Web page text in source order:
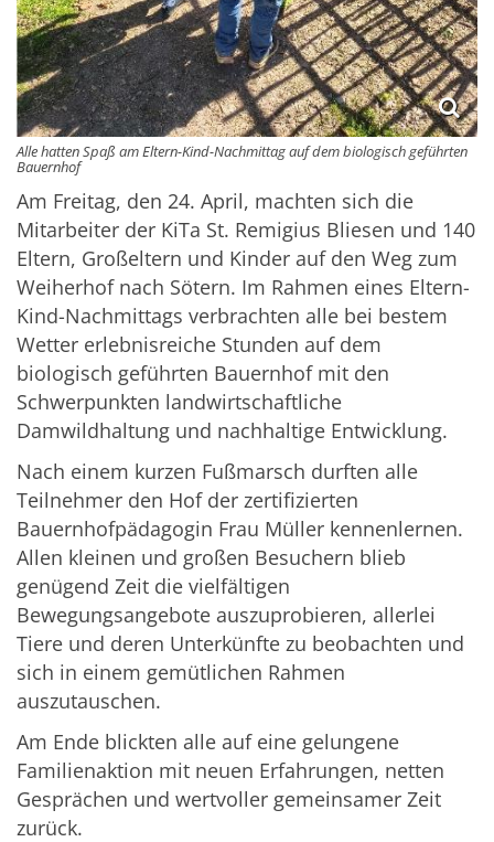
Alle hatten Spaß am Eltern-Kind-Nachmittag auf dem biologisch geführten
Bauernhof
Am Freitag, den 24. April, machten sich die
Mitarbeiter der KiTa St. Remigius Bliesen und 140
Eltern, Großeltern und Kinder auf den Weg zum
Weiherhof nach Sötern. Im Rahmen eines Eltern-
Kind-Nachmittags verbrachten alle bei bestem
Wetter erlebnisreiche Stunden auf dem
biologisch geführten Bauernhof mit den
Schwerpunkten landwirtschaftliche
Damwildhaltung und nachhaltige Entwicklung.
Nach einem kurzen Fußmarsch durften alle
Teilnehmer den Hof der zertifizierten
Bauernhofpädagogin Frau Müller kennenlernen.
Allen kleinen und großen Besuchern blieb
genügend Zeit die vielfältigen
Bewegungsangebote auszuprobieren, allerlei
Tiere und deren Unterkünfte zu beobachten und
sich in einem gemütlichen Rahmen
auszutauschen.
Am Ende blickten alle auf eine gelungene
Familienaktion mit neuen Erfahrungen, netten
Gesprächen und wertvoller gemeinsamer Zeit
zurück.